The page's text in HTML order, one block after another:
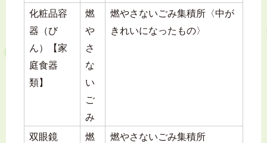
化粧品容
器（び
ん）【家
庭食器
類】
燃
や
さ
な
い
ご
み
燃やさないごみ集積所〈中が
きれいになったもの〉
双眼鏡
燃
燃やさないごみ集積所